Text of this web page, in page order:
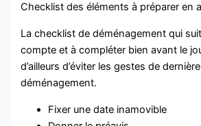
Checklist des éléments à préparer en
La checklist de déménagement qui
compte et à compléter bien avant le
d’ailleurs d’éviter les gestes de
déménagement.
Fixer une date inamovible